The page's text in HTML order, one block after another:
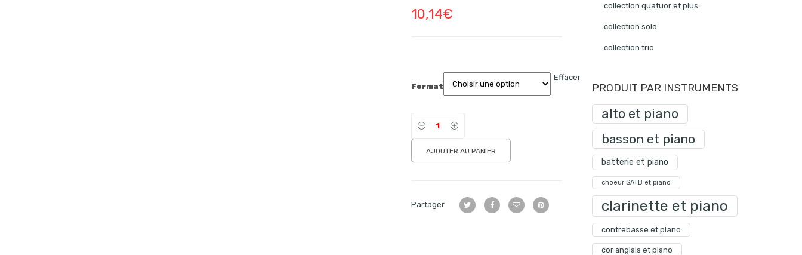
10,14€
Format
Effacer
AJOUTER AU PANIER
Partager
collection quatuor et plus
collection solo
collection trio
PRODUIT PAR INSTRUMENTS
alto et piano
basson et piano
batterie et piano
choeur SATB et piano
clarinette et piano
contrebasse et piano
cor anglais et piano